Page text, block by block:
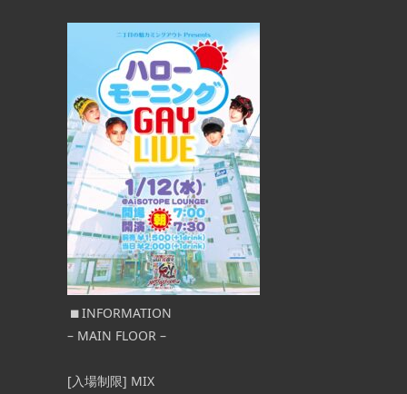
⬛︎ INFORMATION
– MAIN FLOOR –
[入場制限] MIX